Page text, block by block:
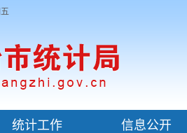
统计工作 信息公开